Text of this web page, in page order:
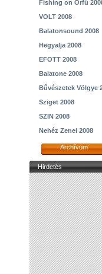
Fishing on Orfű
VOLT 2008
Balatonsound 2008
Hegyalja 2008
EFOTT 2008
Balatone 2008
Bűvészetek Völgye
Sziget 2008
SZIN 2008
Nehéz Zenei 2008
Archívum
Hirdetés